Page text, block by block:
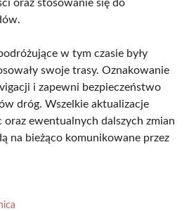
oraz stosowanie się do
w tym czasie były
swoje trasy. Oznakowanie
i zapewni bezpieczeństwo
dróg. Wszelkie aktualizacje
ewentualnych dalszych zmian
na bieżąco komunikowane przez